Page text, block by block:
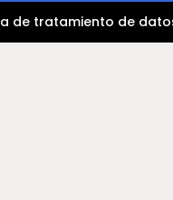
de tratamiento de